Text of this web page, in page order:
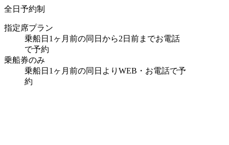
全日予約制
指定席プラン
乗船日1ヶ月前の同日から2日前までお電話
で予約
乗船券のみ
乗船日1ヶ月前の同日よりWEB・お電話で予
約